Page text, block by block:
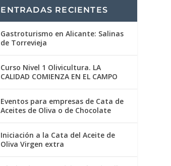
ENTRADAS RECIENTES
Gastroturismo en Alicante: Salinas
de Torrevieja
Curso Nivel 1 Olivicultura. LA
CALIDAD COMIENZA EN EL CAMPO
Eventos para empresas de Cata de
Aceites de Oliva o de Chocolate
Iniciación a la Cata del Aceite de
Oliva Virgen extra